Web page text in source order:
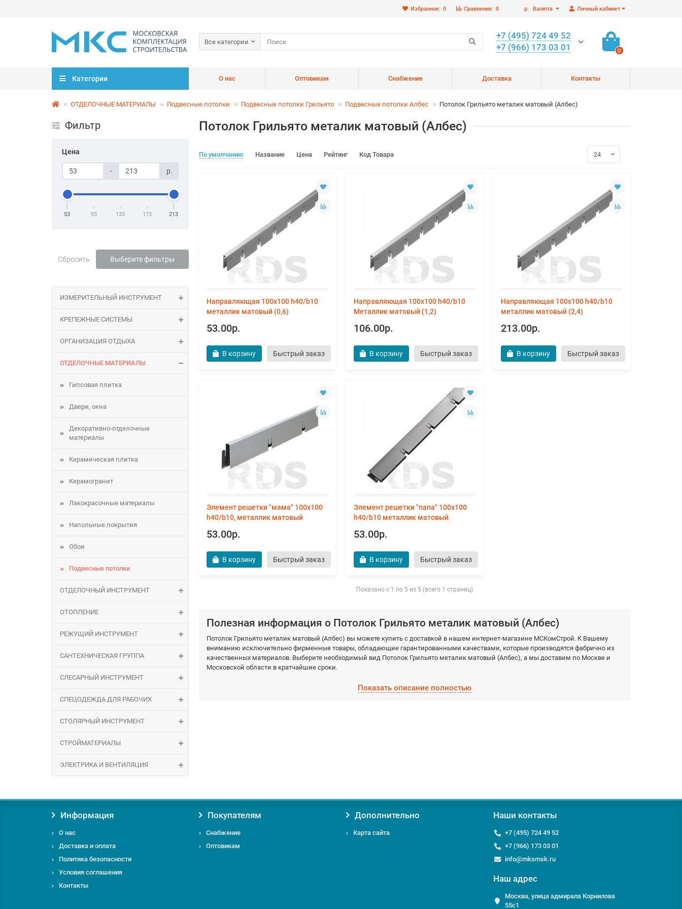
Личный кабинет
р. Валюта
Сравнение: 0
Избранное: 0
Все категории
+7 (495) 724 49 52
+7 (966) 173 03 01
0
Категории О нас Оптовикам Снабжение Доставка Контакты
ОТДЕЛОЧНЫЕ МАТЕРИАЛЫ Подвесные потолки Подвесные потолки Грильято Подвесные потолки Албес Потолок Грильято металик матовый (Албес)
Фильтр
Цена
- р.
53 93 133 173 213
Сбросить Выберите фильтры
ИЗМЕРИТЕЛЬНЫЙ ИНСТРУМЕНТ
КРЕПЕЖНЫЕ СИСТЕМЫ
ОРГАНИЗАЦИЯ ОТДЫХА
ОТДЕЛОЧНЫЕ МАТЕРИАЛЫ
Гипсовая плитка
Двери, окна
Декоративно-отделочные
материалы
Керамическая плитка
Керамогранит
Лакокрасочные материалы
Напольные покрытия
Обои
Подвесные потолки
ОТДЕЛОЧНЫЙ ИНСТРУМЕНТ
ОТОПЛЕНИЕ
РЕЖУЩИЙ ИНСТРУМЕНТ
САНТЕХНИЧЕСКАЯ ГРУППА
СЛЕСАРНЫЙ ИНСТРУМЕНТ
СПЕЦОДЕЖДА ДЛЯ РАБОЧИХ
СТОЛЯРНЫЙ ИНСТРУМЕНТ
СТРОЙМАТЕРИАЛЫ
ЭЛЕКТРИКА И ВЕНТИЛЯЦИЯ
Потолок Грильято металик матовый (Албес)
По умолчанию Название Цена Рейтинг Код Товара
Направляющая 100х100 h40/b10
металлик матовый (0,6)
53.00р.
В корзину Быстрый заказ
Направляющая 100х100 h40/b10
Металлик матовый (1,2)
106.00р.
В корзину Быстрый заказ
Направляющая 100х100 h40/b10
металлик матовый (2,4)
213.00р.
В корзину Быстрый заказ
Элемент решетки "мама" 100х100
h40/b10, металлик матовый
53.00р.
В корзину Быстрый заказ
Элемент решетки "папа" 100х100
h40/b10 металлик матовый
53.00р.
В корзину Быстрый заказ
Показано с 1 по 5 из 5 (всего 1 страниц)
Полезная информация о Потолок Грильято металик матовый (Албес)
Потолок Грильято металик матовый (Албес) вы можете купить с доставкой в нашем интернет-магазине МСКомСтрой. К Вашему
вниманию исключительно фирменные товары, обладающие гарантированными качествами, которые производятся фабрично из
качественных материалов. Выберите необходимый вид Потолок Грильято металик матовый (Албес), а мы доставим по Москве и
Московской области в кратчайшие сроки.
Показать описание полностью
Информация
О нас
Доставка и оплата
Политика безопасности
Условия соглашения
Контакты
Покупателям
Снабжение
Оптовикам
Дополнительно
Карта сайта
Наши контакты
+7 (495) 724 49 52
+7 (966) 173 03 01
info@mksmsk.ru
Наш адрес
Москва, улица адмирала Корнилова
55с1